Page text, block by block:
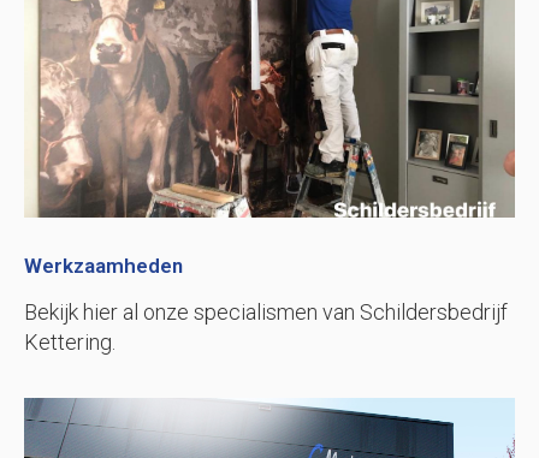
Werkzaamheden
Bekijk hier al onze specialismen van Schildersbedrijf
Kettering.